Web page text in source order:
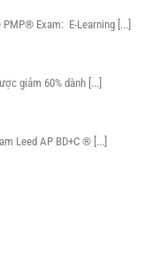
Exam: E-Learning [...]
giảm 60% dành [...]
Leed AP BD+C ® [...]